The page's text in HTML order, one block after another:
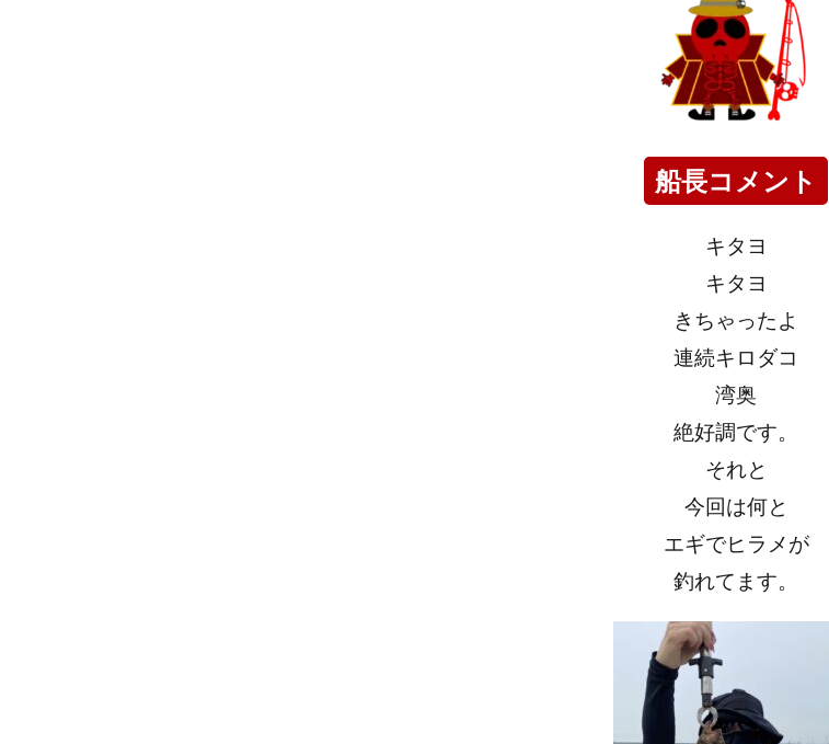
船長コメント
キタヨ
キタヨ
きちゃったよ
連続キロダコ
湾奥
絶好調です。
それと
今回は何と
エギでヒラメが
釣れてます。